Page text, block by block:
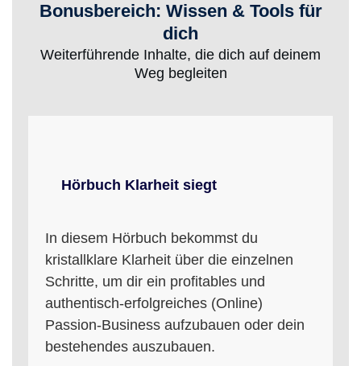
Bonusbereich: Wissen & Tools für
dich
Weiterführende Inhalte, die dich auf deinem
Weg begleiten
Hörbuch Klarheit siegt
In diesem Hörbuch bekommst du
kristallklare Klarheit über die einzelnen
Schritte, um dir ein profitables und
authentisch-erfolgreiches (Online)
Passion-Business aufzubauen oder dein
bestehendes auszubauen.